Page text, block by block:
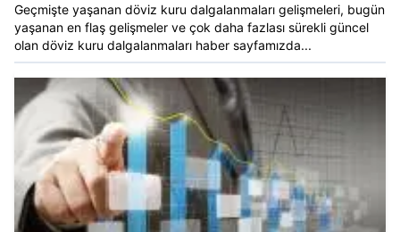
Geçmişte yaşanan döviz kuru dalgalanmaları gelişmeleri, bugün
yaşanan en flaş gelişmeler ve çok daha fazlası sürekli güncel
olan döviz kuru dalgalanmaları haber sayfamızda...